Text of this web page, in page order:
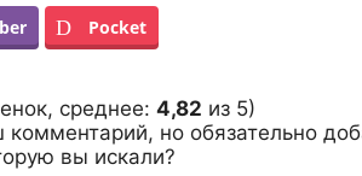
Pocket
среднее: 4,82 из 5)
но обязательно
вы искали?